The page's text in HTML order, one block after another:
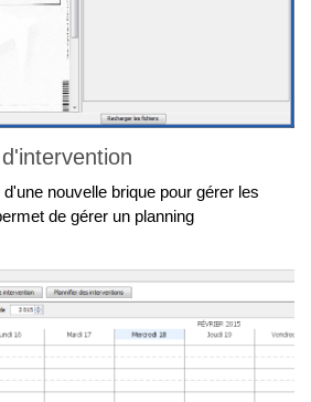
nouvelle brique pour gérer les
de gérer un planning